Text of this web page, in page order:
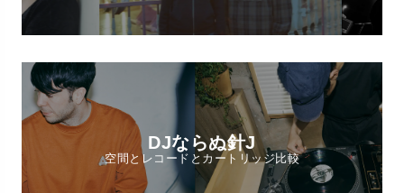
DJならぬ針J
空間とレコードとカートリッジ比較